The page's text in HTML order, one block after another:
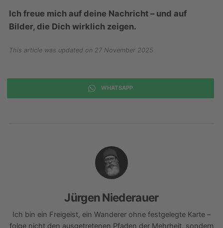
Ich freue mich auf deine Nachricht – und auf
Bilder, die Dich wirklich zeigen.
This article was updated on 27 November 2025
WHATSAPP
Jürgen Niederauer
Ich bin ein Freigeist, ein Wanderer ohne festgelegte Karte –
folge nicht den ausgetretenen Pfaden der Mehrheit, sondern